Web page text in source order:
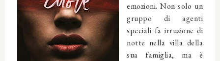
emozioni. Non solo un
gruppo di agenti
speciali fa irruzione di
notte nella villa della
sua famiglia, ma è